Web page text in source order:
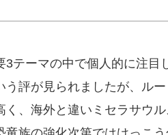
3テーマの中で個人的に注目
う評が見られましたが、ル
く、海外と違いミセラサウ